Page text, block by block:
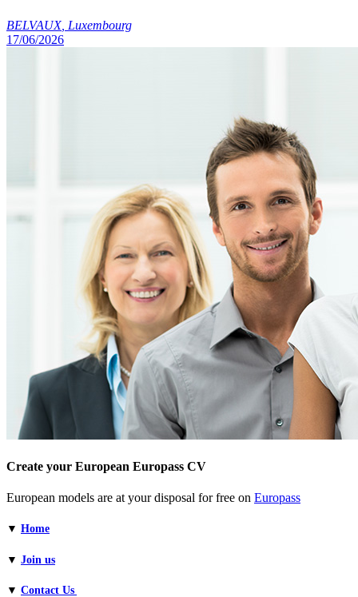
BELVAUX, Luxembourg
17/06/2026
Create your European Europass CV
European models are at your disposal for free on Europass
▼ Home
▼ Join us
▼ Contact Us